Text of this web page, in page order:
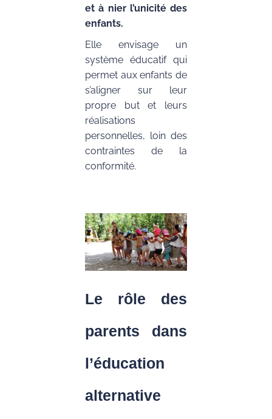
et à nier l’unicité des
enfants.
Elle envisage un
système éducatif qui
permet aux enfants de
s’aligner sur leur
propre but et leurs
réalisations
personnelles, loin des
contraintes de la
conformité.
Le rôle des
parents dans
l’éducation
alternative